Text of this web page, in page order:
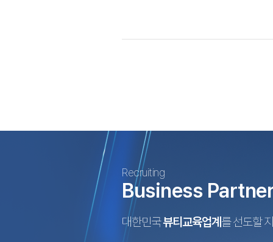
Recruiting
Business
대한민국뷰티교육업계 를 선도할